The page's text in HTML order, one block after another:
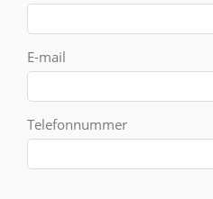
E-mail
Telefonnummer